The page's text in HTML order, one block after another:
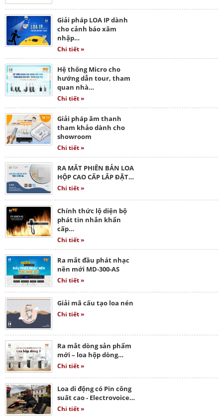
Giải pháp LOA IP dành
cho cảnh báo xâm
nhập…
Chi tiết »
Hệ thống Micro cho
hướng dẫn tour, tham
quan nhà…
Chi tiết »
Giải pháp âm thanh
tham khảo dành cho
showroom
Chi tiết »
RA MẮT PHIÊN BẢN LOA
HỘP CAO CẤP LẮP ĐẶT…
Chi tiết »
Chính thức lộ diện bộ
phát tin nhắn khẩn
cấp…
Chi tiết »
Ra mắt đầu phát nhạc
nền mới MD-300-AS
Chi tiết »
Giải mã cấu tạo loa nén
Chi tiết »
Ra mắt dòng sản phẩm
mới – loa hộp dòng…
Chi tiết »
Loa di động có Pin công
suất cao - Electrovoice…
Chi tiết »